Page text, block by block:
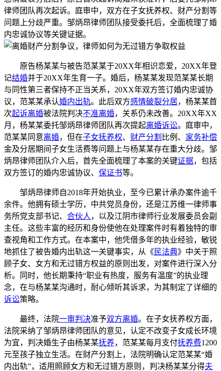
律师团队再次起诉。庭审中，双方在子女抚养权、财产分割等
问题上分歧严重。邹炳昂律师团队接受委托后，全面梳理了婚
内忠诚协议等关键证据。
原告杨某某与被告范某某于20XX年相识恋爱，20XX年登
记结婚并于20XX年生育一子。婚后，杨某某发现范某某长期
与同性第三者保持不正当关系，20XX年双方签订婚内忠诚协
议，范某某承认婚内出轨。此后双方感情破裂分居，杨某某首
次起诉离婚被法院判决不准离婚，关系仍未改善。20XX年XX
月，杨某某委托邹炳昂律师团队再次提起离婚诉讼。庭审中，
范某某同意离婚，但在子女抚养权、 财产分割 比例、 家务补偿
金及分居期间子女生活费等问题上与杨某某存在重大分歧。邹
炳昂律师团队介入后，首先全面梳理了本案的关键证据，包括
双方签订的婚内忠诚协议、 保证书等。
邹炳昂律师自2018年开始执业，至今已累计承办案件逾千
余件。他拥有硕士学历，中共党员身份，还是江苏维一律师事
务所党支部书记、 合伙人 ，以及江阴市律师行业发展委员会副
主任。这些丰富的经历和身份使他在处理案件时有着独特的审
查视角和工作方式。在本案中，他凭借多年的执业经验，敏锐
地抓住了被告婚内出轨这一关键事实，从《 民法典》中关于照
顾子女、女方和无过错方权益的原则出发，对案件进行深入分
析。同时，他长期秉持“职业有热度，服务有温度”的执业理
念，在与杨某某沟通时，耐心倾听其诉求，为其制定了详细的
诉讼策略。
最终，法院一审判决准予双方离婚。在子女抚养权方面，
法院采纳了邹炳昂律师团队的意见，认定不改变子女成长环境
为宜，判决婚生子由杨某某抚养，范某某每月支付抚养费1200
元至孩子独立生活。在财产分割上，法院明确认定范某某“婚
内出轨”，适用照顾女方和无过错方原则，判决杨某某分得夫